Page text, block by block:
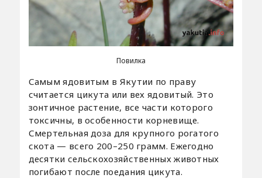
Повилка
Самым ядовитым в Якутии по праву
считается цикута или вех ядовитый. Это
зонтичное растение, все части которого
токсичны, в особенности корневище.
Смертельная доза для крупного рогатого
скота — всего 200–250 грамм. Ежегодно
десятки сельскохозяйственных животных
погибают после поедания цикута.